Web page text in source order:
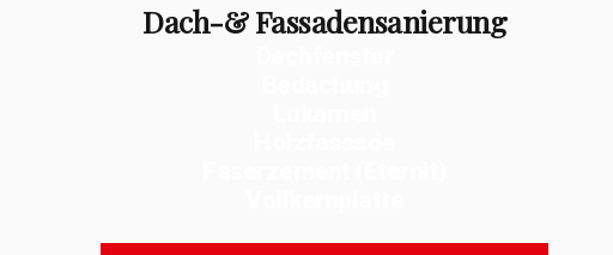
Dach-& Fassadensanierung